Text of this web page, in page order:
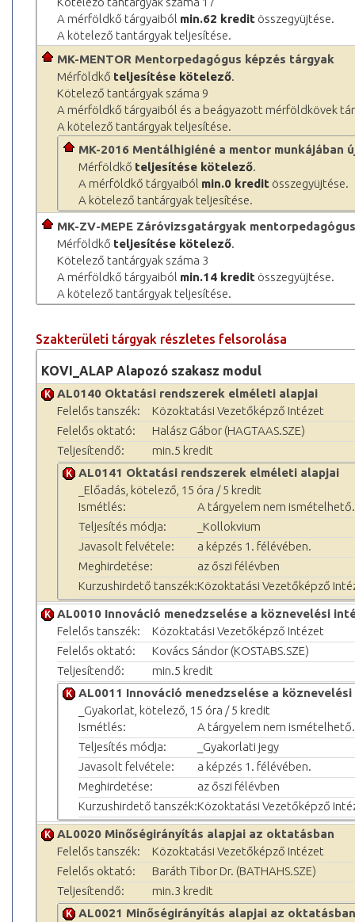
A mérföldkő tárgyaiból min.62 kredit összegyüjtése.
A kötelező tantárgyak teljesítése.
MK-MENTOR Mentorpedagógus képzés tárgyak
Mérföldkő teljesítése kötelező.
Kötelező tantárgyak száma 9
A mérföldkő tárgyaiból és a beágyazott mérföldkövek
A kötelező tantárgyak teljesítése.
MK-2016 Mentálhigiéné a mentor munkájában
Mérföldkő teljesítése kötelező.
A mérföldkő tárgyaiból min.0 kredit összegyüjtése.
A kötelező tantárgyak teljesítése.
MK-ZV-MEPE Záróvizsgatárgyak mentorpedagógus
Mérföldkő teljesítése kötelező.
Kötelező tantárgyak száma 3
A mérföldkő tárgyaiból min.14 kredit összegyüjtése.
A kötelező tantárgyak teljesítése.
Szakterületi tárgyak részletes felsorolása
KOVI_ALAP Alapozó szakasz modul
AL0140 Oktatási rendszerek elméleti alapjai
Felelős tanszék:
Közoktatási Vezetőképző Intézet
Felelős oktató:
Halász Gábor (HAGTAAS.SZE)
Teljesítendő:
min.5 kredit
AL0141 Oktatási rendszerek elméleti alapjai
_Előadás, kötelező, 15 óra / 5 kredit
Ismétlés:
A tárgyelem nem ismételhető.
Teljesítés módja:
_Kollokvium
Javasolt felvétele:
a képzés 1. félévében.
Meghirdetése:
az őszi félévben
Kurzushirdető tanszék:Közoktatási Vezetőképző
AL0010 Innováció menedzselése a köznevelési
Felelős tanszék:
Közoktatási Vezetőképző Intézet
Felelős oktató:
Kovács Sándor (KOSTABS.SZE)
Teljesítendő:
min.5 kredit
AL0011 Innováció menedzselése a
_Gyakorlat, kötelező, 15 óra / 5 kredit
Ismétlés:
A tárgyelem nem ismételhető.
Teljesítés módja:
_Gyakorlati jegy
Javasolt felvétele:
a képzés 1. félévében.
Meghirdetése:
az őszi félévben
Kurzushirdető tanszék:Közoktatási Vezetőképző
AL0020 Minőségirányítás alapjai az oktatásban
Felelős tanszék:
Közoktatási Vezetőképző Intézet
Felelős oktató:
Baráth Tibor Dr. (BATHAHS.SZE)
Teljesítendő:
min.3 kredit
AL0021 Minőségirányítás alapjai az oktatásban